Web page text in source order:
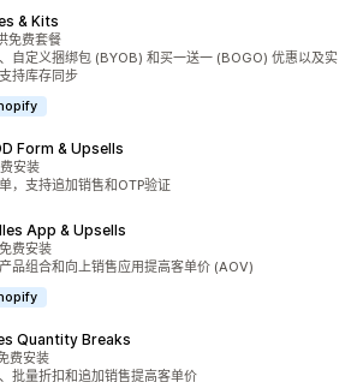
& Kits
）
免费套餐
自定义捆绑包 (BYOB) 和买一送一 (BOGO) 优惠以及实
持库存同步
Form & Upsells
）
安装
，支持追加销售和OTP验证
App & Upsells
）
免费安装
品组合和向上销售应用提高客单价 (AOV)
Quantity Breaks
）
费安装
批量折扣和追加销售提高客单价